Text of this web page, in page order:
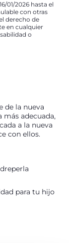
01/2026 hasta el
con otras
derecho de
en cualquier
o
de la nueva
más adecuada,
a la nueva
con ellos.
para tu hijo